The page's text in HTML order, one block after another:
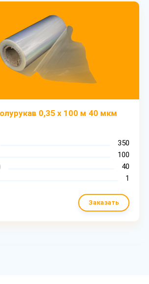
0,35 х 100 м 40 мкм
350
100
40
1
Заказать